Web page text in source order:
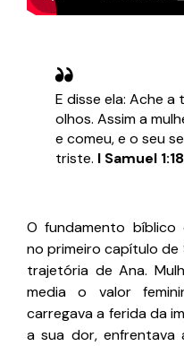
E disse ela: Ache
olhos. Assim a
e comeu, e o seu
triste. I Samuel 1:18
O fundamento
no primeiro capítulo de
trajetória de Ana.
media o valor
carregava a ferida da
a sua dor, enfrentava